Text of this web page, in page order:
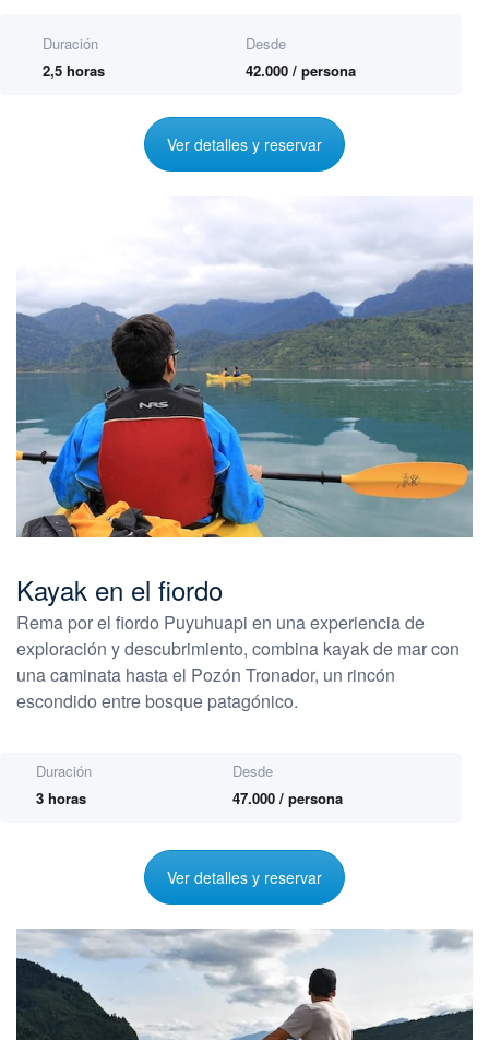
Duración
Desde
2,5 horas
42.000 / persona
Ver detalles y reservar
Kayak en el fiordo
Rema por el fiordo Puyuhuapi en una experiencia de
exploración y descubrimiento, combina kayak de mar con
una caminata hasta el Pozón Tronador, un rincón
escondido entre bosque patagónico.
Duración
Desde
3 horas
47.000 / persona
Ver detalles y reservar